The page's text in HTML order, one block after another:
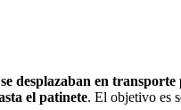
desplazaban en transporte
el patinete. El objetivo es